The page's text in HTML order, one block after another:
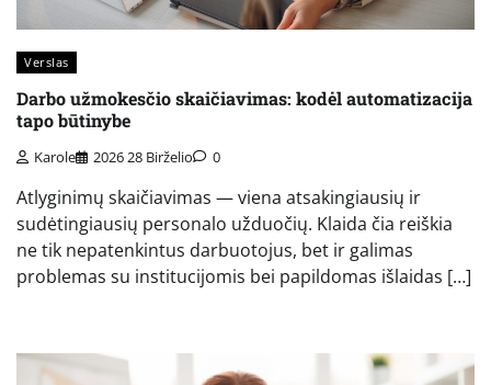
Verslas
Darbo užmokesčio skaičiavimas: kodėl automatizacija
tapo būtinybe
Karole 2026 28 Birželio 0
Atlyginimų skaičiavimas — viena atsakingiausių ir
sudėtingiausių personalo užduočių. Klaida čia reiškia
ne tik nepatenkintus darbuotojus, bet ir galimas
problemas su institucijomis bei papildomas išlaidas […]